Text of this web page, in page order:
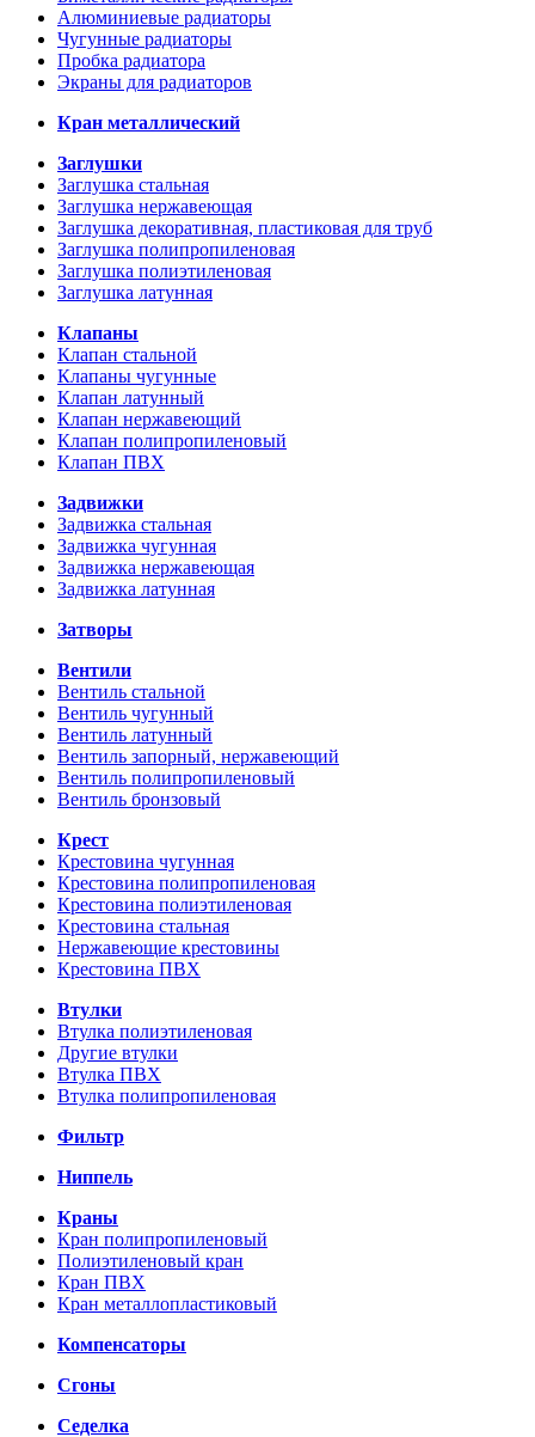
Алюминиевые радиаторы
Чугунные радиаторы
Пробка радиатора
Экраны для радиаторов
Кран металлический
Заглушки
Заглушка стальная
Заглушка нержавеющая
Заглушка декоративная, пластиковая для труб
Заглушка полипропиленовая
Заглушка полиэтиленовая
Заглушка латунная
Клапаны
Клапан стальной
Клапаны чугунные
Клапан латунный
Клапан нержавеющий
Клапан полипропиленовый
Клапан ПВХ
Задвижки
Задвижка стальная
Задвижка чугунная
Задвижка нержавеющая
Задвижка латунная
Затворы
Вентили
Вентиль стальной
Вентиль чугунный
Вентиль латунный
Вентиль запорный, нержавеющий
Вентиль полипропиленовый
Вентиль бронзовый
Крест
Крестовина чугунная
Крестовина полипропиленовая
Крестовина полиэтиленовая
Крестовина стальная
Нержавеющие крестовины
Крестовина ПВХ
Втулки
Втулка полиэтиленовая
Другие втулки
Втулка ПВХ
Втулка полипропиленовая
Фильтр
Ниппель
Краны
Кран полипропиленовый
Полиэтиленовый кран
Кран ПВХ
Кран металлопластиковый
Компенсаторы
Сгоны
Седелка